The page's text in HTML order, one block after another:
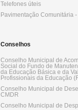
Telefones úteis
Pavimentação Comunitária
Conselhos
Conselho Municipal de
Social do Fundo de
da Educação Básica e da
Profissionais da Educação
Conselho Municipal de
CMDR
Conselho Municipal de